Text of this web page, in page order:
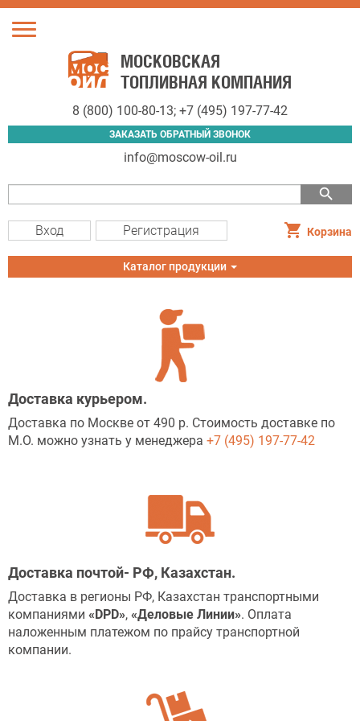
Toggle
МОСКОВСКАЯ
ТОПЛИВНАЯ КОМПАНИЯ
8 (800) 100-80-13; +7 (495) 197-77-42
ЗАКАЗАТЬ ОБРАТНЫЙ ЗВОНОК
info@moscow-oil.ru
search
Вход Регистрация Корзина
Toggle
navigation
Каталог продукции
Доставка курьером.
Доставка по Москве от 490 р. Стоимость доставке по
М.О. можно узнать у менеджера +7 (495) 197-77-42
Доставка почтой- РФ, Казахстан.
Доставка в регионы РФ, Казахстан транспортными
компаниями «DPD», «Деловые Линии». Оплата
наложенным платежом по прайсу транспортной
компании.